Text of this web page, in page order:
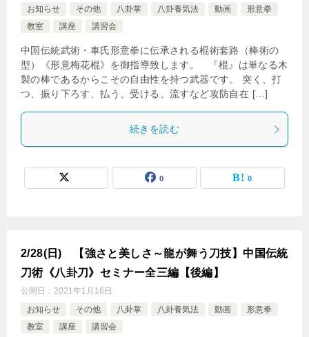
お知らせ
その他 八卦掌 八卦養気法 動画
形意拳
教室
講座 講習会
中国伝統武術・車氏形意拳に伝承される棍術套路（棒術の
型）《形意梅花棍》を御指導致します。 『棍』は単なる木
製の棒であるからこその自由性を持つ武器です。 突く、打
つ、振り下ろす、払う、受ける、流すなど攻防自在 […]
続きを読む
0 0
2/28(日) 【強さと美しさ～龍が舞う刀技】中国伝統
刀術《八卦刀》セミナー全三編【後編】
公開日： 2021年1月16日
お知らせ
その他 八卦掌 八卦養気法 動画
形意拳
教室
講座 講習会